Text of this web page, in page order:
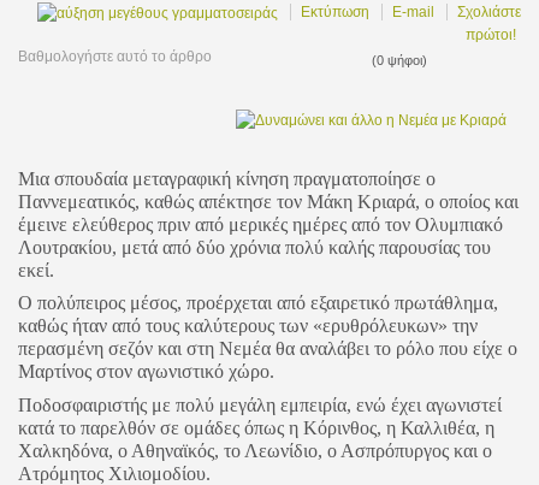
Εκτύπωση
E-mail
Σχολιάστε
πρώτοι!
Βαθμολογήστε αυτό το άρθρο
(0 ψήφοι)
Μια σπουδαία μεταγραφική κίνηση πραγματοποίησε ο
Παννεμεατικός, καθώς απέκτησε τον Μάκη Κριαρά, ο οποίος και
έμεινε ελεύθερος πριν από μερικές ημέρες από τον Ολυμπιακό
Λουτρακίου, μετά από δύο χρόνια πολύ καλής παρουσίας του
εκεί.
Ο πολύπειρος μέσος, προέρχεται από εξαιρετικό πρωτάθλημα,
καθώς ήταν από τους καλύτερους των «ερυθρόλευκων» την
περασμένη σεζόν και στη Νεμέα θα αναλάβει το ρόλο που είχε ο
Μαρτίνος στον αγωνιστικό χώρο.
Ποδοσφαιριστής με πολύ μεγάλη εμπειρία, ενώ έχει αγωνιστεί
κατά το παρελθόν σε ομάδες όπως η Κόρινθος, η Καλλιθέα, η
Χαλκηδόνα, ο Αθηναϊκός, το Λεωνίδιο, ο Ασπρόπυργος και ο
Ατρόμητος Χιλιομοδίου.